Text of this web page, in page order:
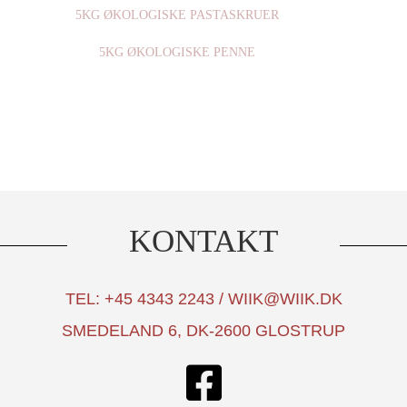
5KG ØKOLOGISKE PASTASKRUER
5KG ØKOLOGISKE PENNE
KONTAKT
TEL: +45 4343 2243 / WIIK@WIIK.DK
SMEDELAND 6, DK-2600 GLOSTRUP